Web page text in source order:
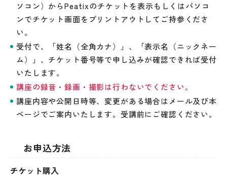
ソコン）からPeatixのチケットを表示もしくはパソコ
ンでチケット画面をプリントアウトしてご持参くださ
い。
受付で、「姓名（全角カナ）」、「表示名（ニックネー
ム）」、チケット番号等で申し込みが確認できれば受付
いたします。
講座の録音・録画・撮影は行わないでください。
講座内容や公開日時等、変更がある場合はメール及び本
ページでご案内いたします。受講前にご確認ください。
お申込方法
チケット購入